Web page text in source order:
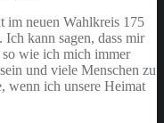
im neuen Wahlkreis 175
kann sagen, dass mir
wie ich mich immer
und viele Menschen zu
wenn ich unsere Heimat